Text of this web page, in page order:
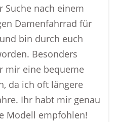
Suche nach einem
Damenfahrrad für
bin durch euch
Besonders
mir eine bequeme
da ich oft längere
Ihr habt mir genau
Modell empfohlen!